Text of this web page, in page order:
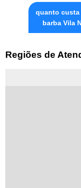
quanto custa
barba Vila
Regiões de